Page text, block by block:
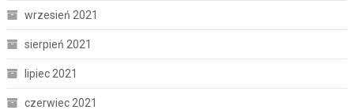
wrzesień 2021
sierpień 2021
lipiec 2021
czerwiec 2021